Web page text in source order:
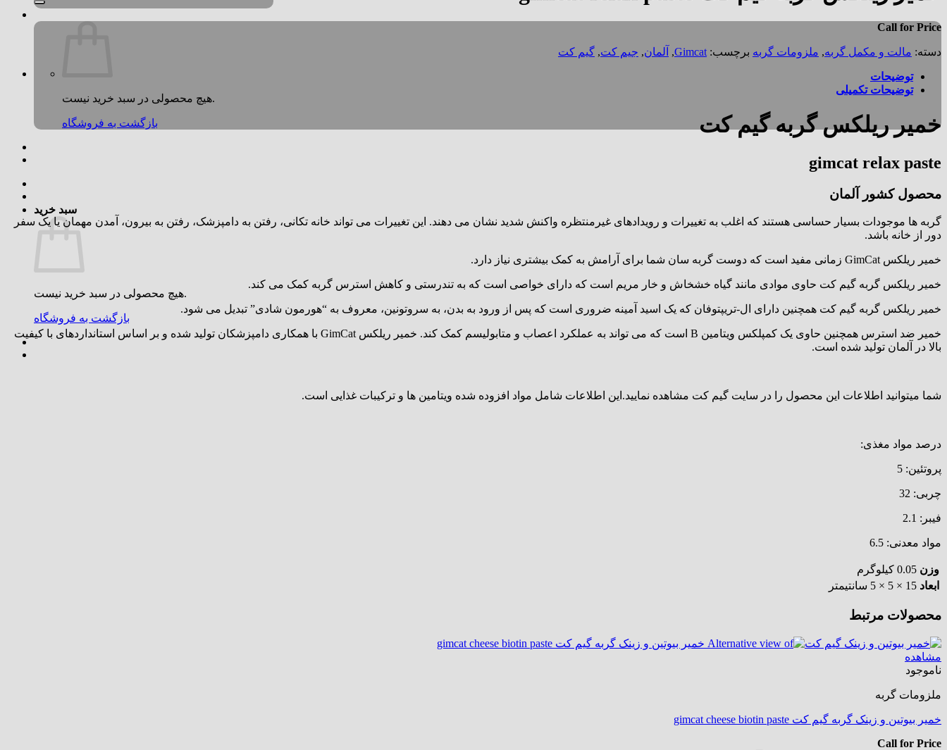
هیچ محصولی در سبد خرید نیست.
بازگشت به فروشگاه
سبد خرید
هیچ محصولی در سبد خرید نیست.
بازگشت به فروشگاه
Call for Price
دسته: مالت و مکمل گربه, ملزومات گربه برچسب: Gimcat
, آلمان, جیم کت, گیم کت
توضیحات
توضیحات تکمیلی
خمیر ریلکس گربه گیم کت
gimcat relax paste
محصول کشور آلمان
گربه ها موجودات بسیار حساسی هستند که اغلب به تغییرات و رویدادهای غیرمنتظره واکنش شدید نشان می دهند. این تغییرات می تواند خانه تکانی، رفتن به دامپزشک، رفتن به بیرون، آمدن مهمان یا یک سفر
دور از خانه باشد.
خمیر ریلکس GimCat زمانی مفید است که دوست گربه سان شما برای آرامش به کمک بیشتری نیاز دارد.
خمیر ریلکس گربه گیم کت حاوی موادی مانند گیاه خشخاش و خار مریم است که دارای خواصی است که به تندرستی و کاهش استرس گربه کمک می کند.
خمیر ریلکس گربه گیم کت همچنین دارای ال-تریپتوفان که یک اسید آمینه ضروری است که پس از ورود به بدن، به سروتونین، معروف به “هورمون شادی” تبدیل می شود.
خمیر ضد استرس همچنین حاوی یک کمپلکس ویتامین B است که می تواند به عملکرد اعصاب و متابولیسم کمک کند. خمیر ریلکس GimCat با همکاری دامپزشکان تولید شده و بر اساس استانداردهای با کیفیت
بالا در آلمان تولید شده است.
شما میتوانید اطلاعات این محصول را در سایت گیم کت مشاهده نمایید.این اطلاعات شامل مواد افزوده شده ویتامین ها و ترکیبات غذایی است.
درصد مواد مغذی:
پروتئین: 5
چربی: 32
فیبر: 2.1
مواد معدنی: 6.5
وزن 0.05 کیلوگرم
ابعاد 15 × 5 × 5 سانتیمتر
محصولات مرتبط
مشاهده
ناموجود
ملزومات گربه
خمیر بیوتین و زینک گربه گیم کت gimcat cheese biotin paste
Call for Price